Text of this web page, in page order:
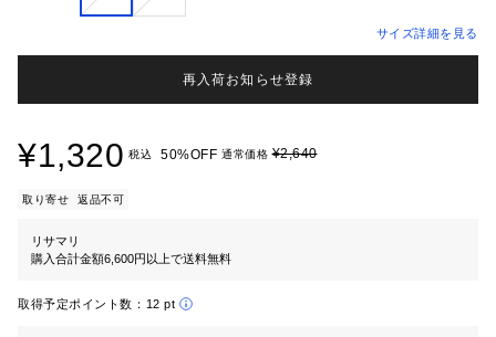
サイズ詳細を見る
再入荷お知らせ登録
¥1,320 税込 50%OFF 通常価格¥2,640
取り寄せ 返品不可
リサマリ
購入合計金額6,600円以上で送料無料
取得予定ポイント数： 12 pt